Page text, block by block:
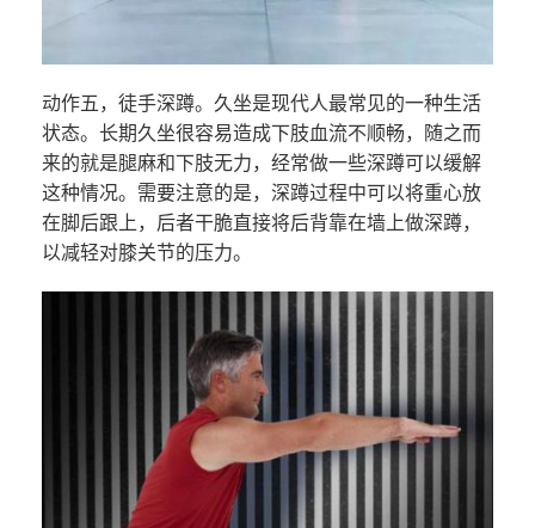
动作五，徒手深蹲。久坐是现代人最常见的一种生活
状态。长期久坐很容易造成下肢血流不顺畅，随之而
来的就是腿麻和下肢无力，经常做一些深蹲可以缓解
这种情况。需要注意的是，深蹲过程中可以将重心放
在脚后跟上，后者干脆直接将后背靠在墙上做深蹲，
以减轻对膝关节的压力。